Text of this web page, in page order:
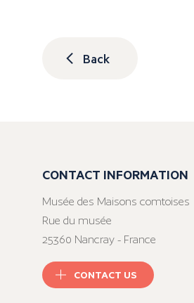
Back
CONTACT INFORMATION
Musée des Maisons comtoises
Rue du musée
25360 Nancray - France
CONTACT US